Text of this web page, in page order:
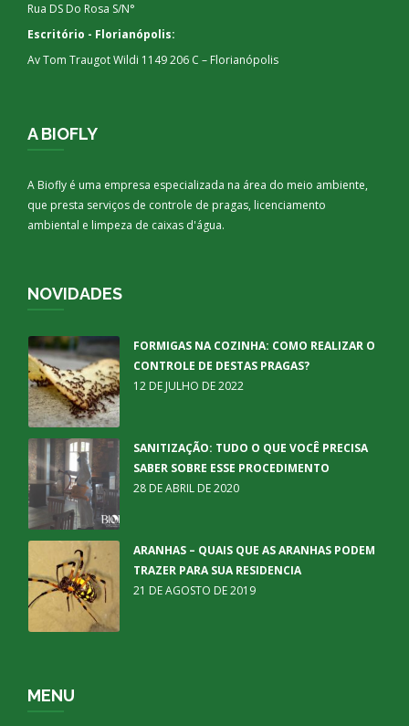
Rua DS Do Rosa S/N°
Escritório - Florianópolis:
Av Tom Traugot Wildi 1149 206 C – Florianópolis
A BIOFLY
A Biofly é uma empresa especializada na área do meio ambiente,
que presta serviços de controle de pragas, licenciamento
ambiental e limpeza de caixas d'água.
NOVIDADES
FORMIGAS NA COZINHA: COMO REALIZAR O
CONTROLE DE DESTAS PRAGAS?
12 DE JULHO DE 2022
SANITIZAÇÃO: TUDO O QUE VOCÊ PRECISA
SABER SOBRE ESSE PROCEDIMENTO
28 DE ABRIL DE 2020
ARANHAS – QUAIS QUE AS ARANHAS PODEM
TRAZER PARA SUA RESIDENCIA
21 DE AGOSTO DE 2019
MENU